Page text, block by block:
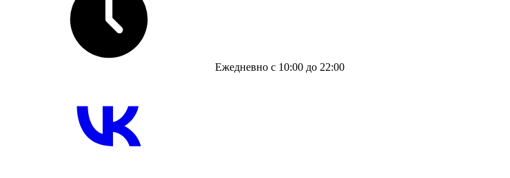
Ежедневно с 10:00 до 22:00